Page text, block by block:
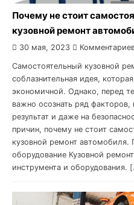
Почему не стоит
кузовной ремонт
30 мая, 2023
Самостоятельный кузовной
соблазнительная идея,
экономичной. Однако, перед
важно осознать ряд
результат и даже на
причин, почему не стоит
кузовной ремонт автомобиля.
оборудование Кузовной
инструмента и оборудования.